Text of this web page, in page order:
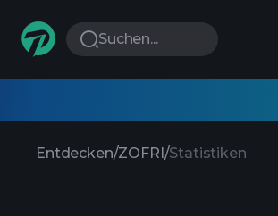
Suchen...
Entdecken/ZOFRI/Statistiken